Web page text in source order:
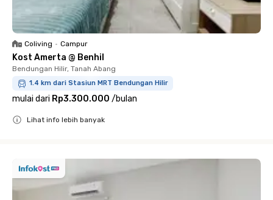
Coliving • Campur
Kost Amerta @ Benhil
Bendungan Hilir, Tanah Abang
1.4 km dari Stasiun MRT Bendungan Hilir
mulai dari Rp3.300.000 /bulan
Lihat info lebih banyak